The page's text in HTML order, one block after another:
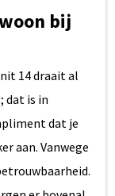
bij
14 draait al
dat is in
dat je
aan. Vanwege